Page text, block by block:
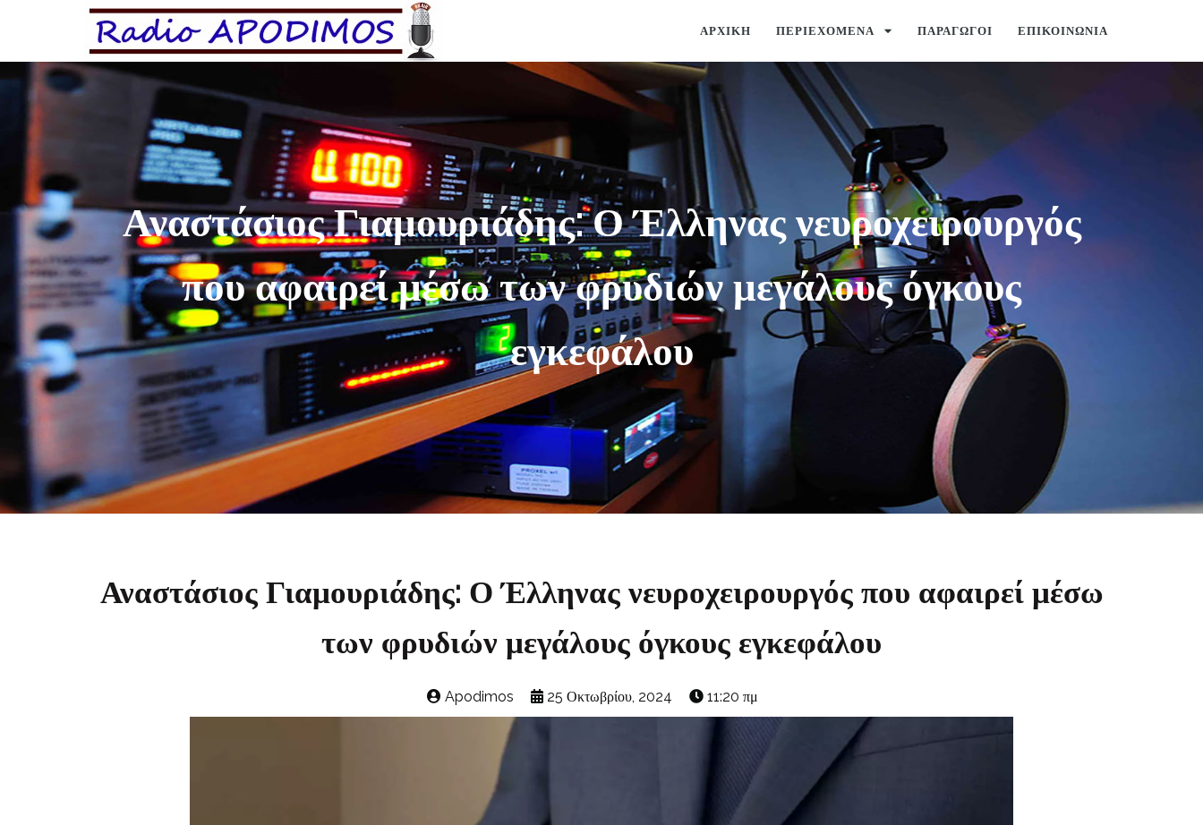
ΑΡΧΙΚΉ ΠΕΡΙΕΧΌΜΕΝΑ ΠΑΡΑΓΩΓΟΊ ΕΠΙΚΟΙΝΩΝΊΑ
Αναστάσιος Γιαμουριάδης: Ο Έλληνας νευροχειρουργός
που αφαιρεί μέσω των φρυδιών μεγάλους όγκους
εγκεφάλου
Αναστάσιος Γιαμουριάδης: Ο Έλληνας νευροχειρουργός που αφαιρεί μέσω
των φρυδιών μεγάλους όγκους εγκεφάλου
Apodimos 25 Οκτωβρίου, 2024 11:20 πμ